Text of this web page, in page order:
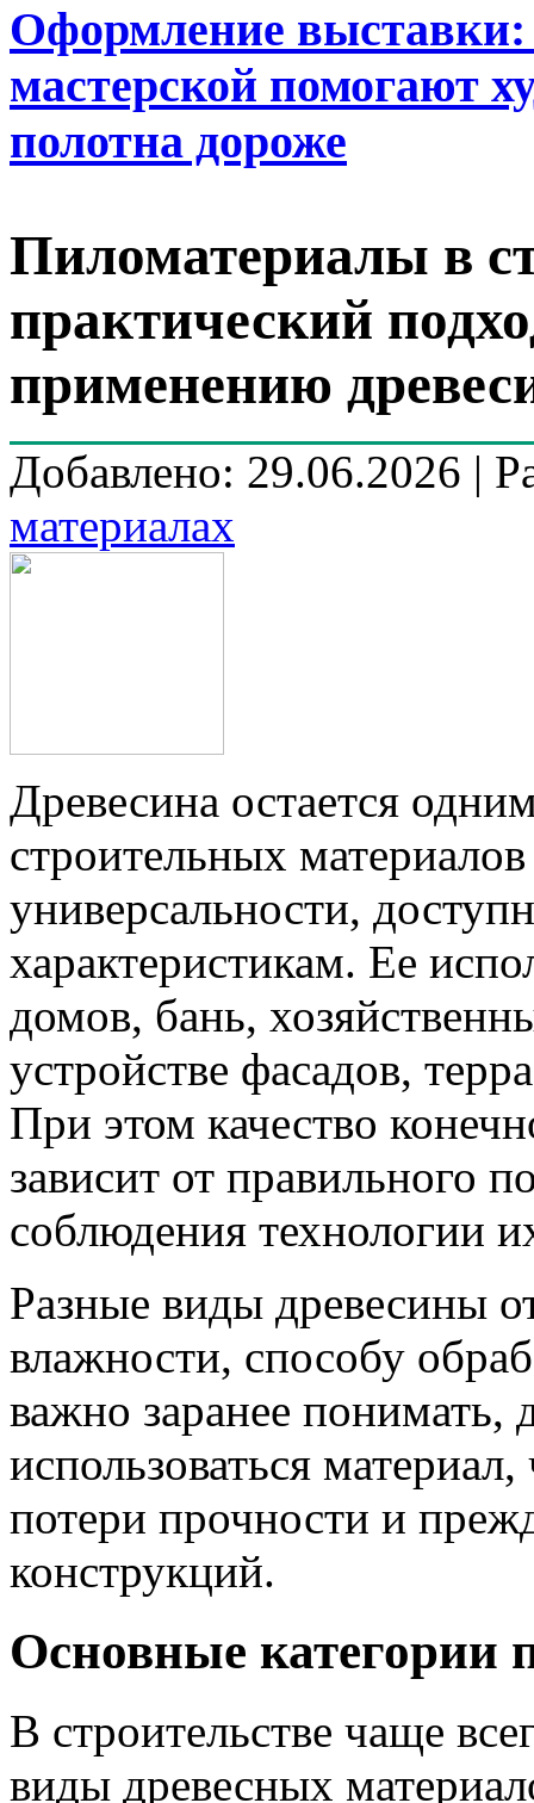
Оформление выставки:
мастерской помогают
полотна дороже
Пиломатериалы в
практический
применению
Добавлено: 29.06.2026 |
материалах
Древесина остается
строительных
универсальности,
характеристикам. Ее
домов, бань,
устройстве фасадов,
При этом качество
зависит от правильного
соблюдения технологии
Разные виды древесины
влажности, способу
важно заранее понимать,
использоваться
потери прочности и
конструкций.
Основные категории
В строительстве чаще
виды древесных